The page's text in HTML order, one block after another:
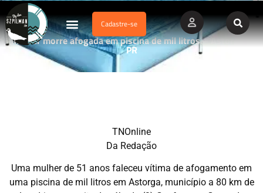
Cadastre-se
Mulher morre afogada em piscina de mil litros – Astorga –
PR
TNOnline
Da Redação
Uma mulher de 51 anos faleceu vítima de afogamento em
uma piscina de mil litros em Astorga, município a 80 km de